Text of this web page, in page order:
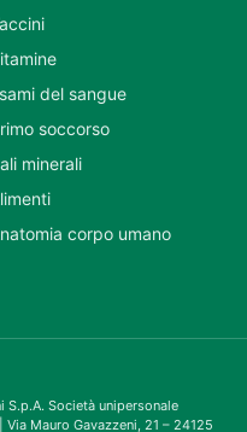
del sangue
soccorso
minerali
corpo umano
S.p.A. Società unipersonale
Mauro Gavazzeni, 21 – 24125